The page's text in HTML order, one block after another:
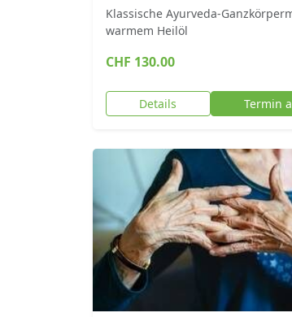
Klassische Ayurveda-
warmem Heilöl
CHF 130.00
Details Termin